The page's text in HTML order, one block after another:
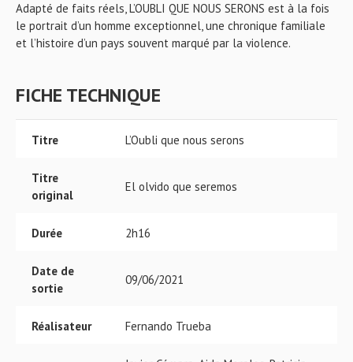
Adapté de faits réels, L’OUBLI QUE NOUS SERONS est à la fois
le portrait d’un homme exceptionnel, une chronique familiale
et l’histoire d’un pays souvent marqué par la violence.
FICHE TECHNIQUE
Titre L’Oubli que nous serons
Titre
original
El olvido que seremos
Durée 2h16
Date de
sortie
09/06/2021
Réalisateur Fernando Trueba